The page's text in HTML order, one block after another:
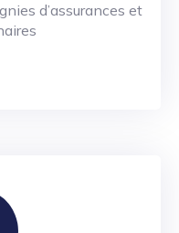
d’assurances et